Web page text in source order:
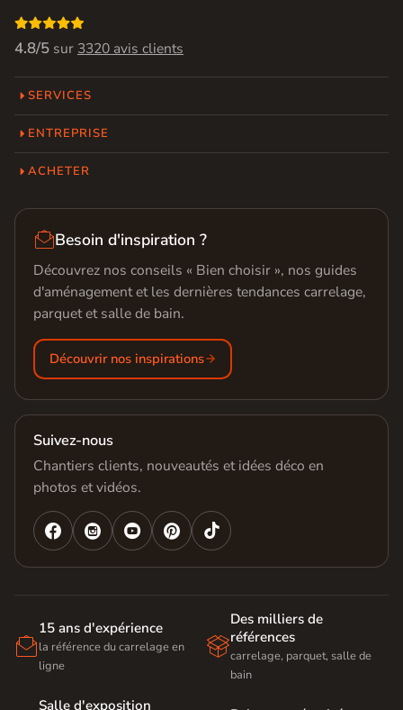

4.8/5 sur 3320 avis clients
SERVICES
ENTREPRISE
ACHETER
Besoin d'inspiration ?
Découvrez nos conseils « Bien choisir », nos guides
d'aménagement et les dernières tendances carrelage,
parquet et salle de bain.
Découvrir nos inspirations
Suivez-nous
Chantiers clients, nouveautés et idées déco en
photos et vidéos.
   

15 ans d'expérience
la référence du carrelage en
ligne

Des milliers de
références
carrelage, parquet, salle de
bain
Salle d'exposition